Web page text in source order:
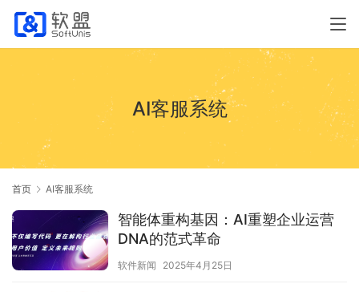
AI客服系统
首页 AI客服系统
智能体重构基因：AI重塑企业运营
DNA的范式革命
软件新闻 2025年4月25日